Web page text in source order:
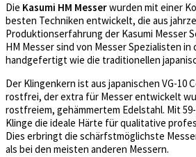
Die Kasumi HM Messerwurden mit einer
besten Techniken entwickelt, die aus
Produktionserfahrung der Kasumi Messer
HM Messer sind von Messer Spezialisten in
handgefertigt wie die traditionellen
Der Klingenkern ist aus japanischen VG-10
rostfrei, der extra für Messer entwickelt
rostfreiem, gehämmertem Edelstahl. Mit
Klinge die ideale Härte für qualitative
Dies erbringt die schärfstmöglichste
als bei den meisten anderen Messern.